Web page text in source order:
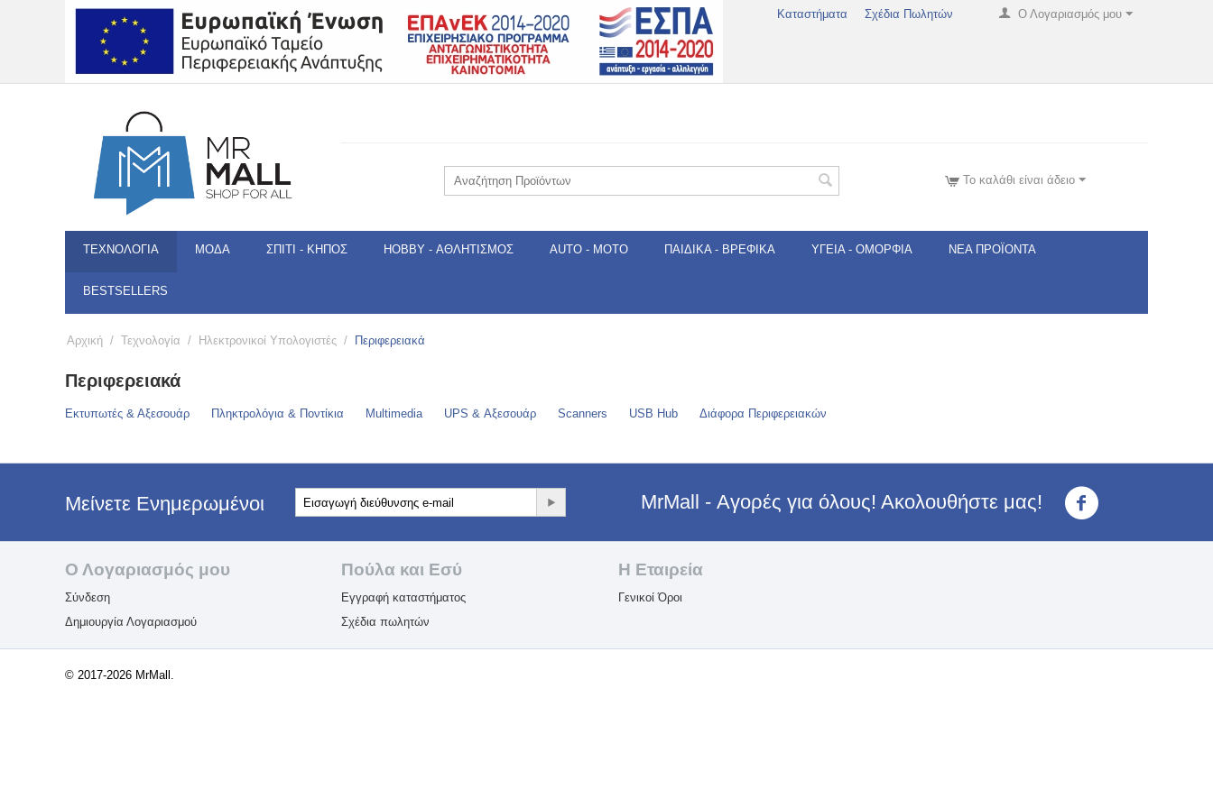
Ο Λογαριασμός μου
Καταστήματα Σχέδια Πωλητών
Το καλάθι είναι άδειο
ΤΕΧΝΟΛΟΓΊΑ ΜΌΔΑ ΣΠΊΤΙ - ΚΉΠΟΣ HOBBY - ΑΘΛΗΤΙΣΜΌΣ AUTO - MOTO ΠΑΙΔΙΚΆ - ΒΡΕΦΙΚΆ ΥΓΕΊΑ - ΟΜΟΡΦΙΆ ΝΈΑ ΠΡΟΪΌΝΤΑ
BESTSELLERS
Αρχική / Τεχνολογία / Ηλεκτρονικοί Υπολογιστές / Περιφερειακά
Περιφερειακά
Εκτυπωτές & Αξεσουάρ Πληκτρολόγια & Ποντίκια Multimedia UPS & Αξεσουάρ Scanners USB Hub Διάφορα Περιφερειακών
Μείνετε Ενημερωμένοι MrMall - Αγορές για όλους! Ακολουθήστε μας!
Ο Λογαριασμός μου
Σύνδεση
Δημιουργία Λογαριασμού
Πούλα και Εσύ
Εγγραφή καταστήματος
Σχέδια πωλητών
Η Εταιρεία​
Γενικοί Όροι
© 2017-2026 MrMall.